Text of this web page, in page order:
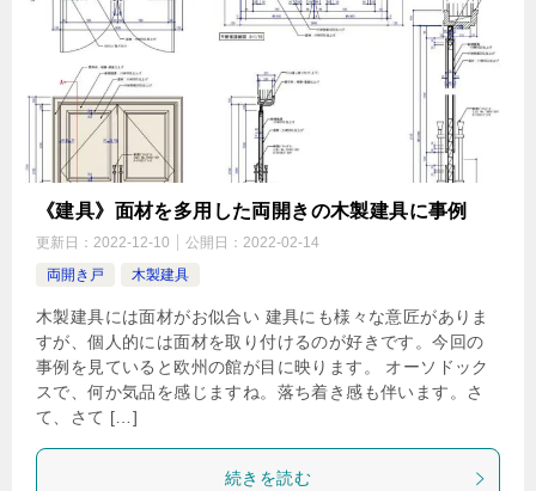
《建具》面材を多用した両開きの木製建具に事例
更新日： 2022-12-10 公開日： 2022-02-14
両開き戸
木製建具
木製建具には面材がお似合い 建具にも様々な意匠がありま
すが、個人的には面材を取り付けるのが好きです。今回の
事例を見ていると欧州の館が目に映ります。 オーソドック
スで、何か気品を感じますね。落ち着き感も伴います。さ
て、さて […]
続きを読む